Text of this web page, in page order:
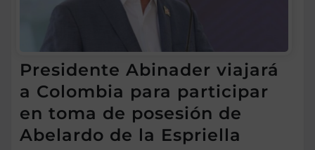
Presidente Abinader viajará
a Colombia para participar
en toma de posesión de
Abelardo de la Espriella